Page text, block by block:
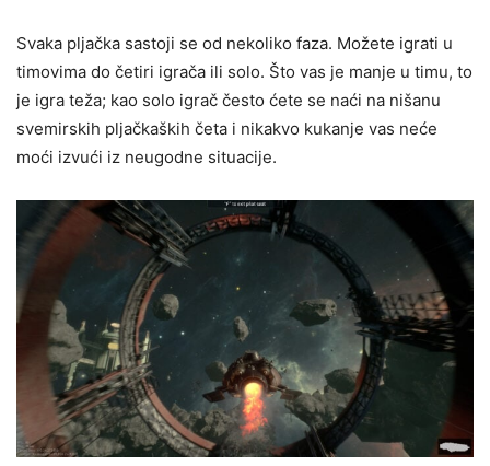
Svaka pljačka sastoji se od nekoliko faza. Možete igrati u
timovima do četiri igrača ili solo. Što vas je manje u timu, to
je igra teža; kao solo igrač često ćete se naći na nišanu
svemirskih pljačkaških četa i nikakvo kukanje vas neće
moći izvući iz neugodne situacije.